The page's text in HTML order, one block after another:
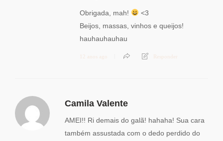
Obrigada, mah!
<3
Beijos, massas, vinhos e queijos!
hauhauhauhau
12 anos ago Responder
Camila Valente
AMEI!! Ri demais do galã! hahaha! Sua cara
também assustada com o dedo perdido do